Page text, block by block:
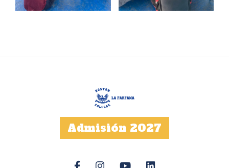
Admisión 2027